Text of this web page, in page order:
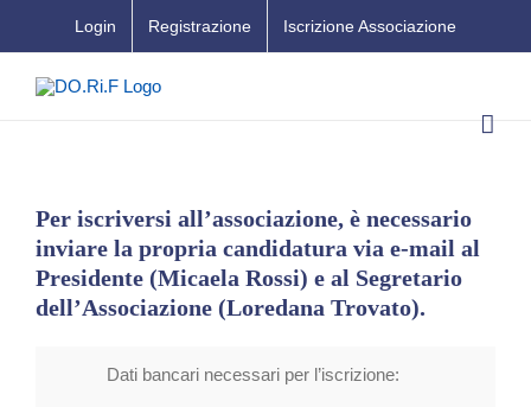
al
contenuto
Login Registrazione Iscrizione Associazione
Per iscriversi all’associazione, è necessario
inviare la propria candidatura via e-mail al
Presidente (Micaela Rossi) e al Segretario
dell’Associazione (Loredana Trovato).
Dati bancari necessari per l’iscrizione: